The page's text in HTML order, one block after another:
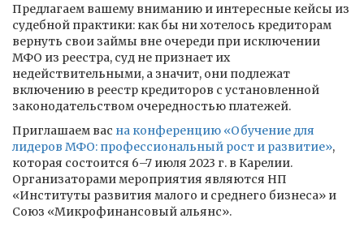
Предлагаем вашему вниманию и интересные кейсы из
судебной практики: как бы ни хотелось кредиторам
вернуть свои займы вне очереди при исключении
МФО из реестра, суд не признает их
недействительными, а значит, они подлежат
включению в реестр кредиторов с установленной
законодательством очередностью платежей.
Приглашаем вас на конференцию «Обучение для
лидеров МФО: профессиональный рост и развитие»,
которая состоится 6–7 июля 2023 г. в Карелии.
Организаторами мероприятия являются НП
«Институты развития малого и среднего бизнеса» и
Союз «Микрофинансовый альянс».